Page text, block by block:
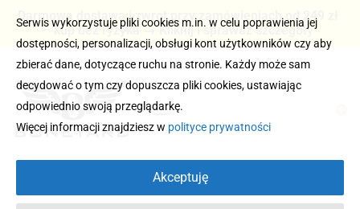
Darmowa dostawa i zwrot przy zamówieniach od 249 zł
– kup bez ryzyka → Kliknij i sprawdź szczegóły
Serwis wykorzystuje pliki cookies m.in. w celu poprawienia jej
dostępności, personalizacji, obsługi kont użytkowników czy aby
zbierać dane, dotyczące ruchu na stronie. Każdy może sam
decydować o tym czy dopuszcza pliki cookies, ustawiając
odpowiednio swoją przeglądarkę.
Więcej informacji znajdziesz w polityce prywatności
Akceptuję